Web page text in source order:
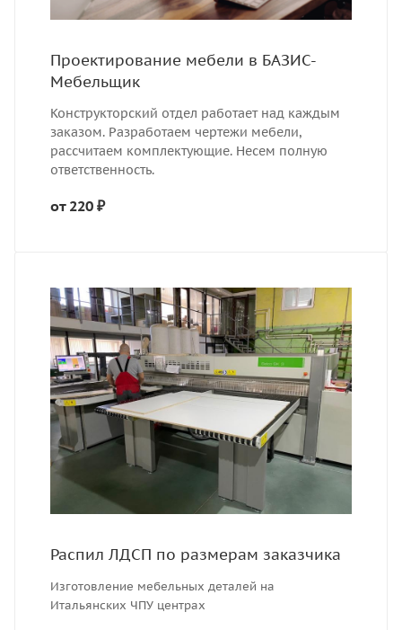
Проектирование мебели в БАЗИС-
Мебельщик
Конструкторский отдел работает над каждым
заказом. Разработаем чертежи мебели,
рассчитаем комплектующие. Несем полную
ответственность.
от 220 ₽
Распил ЛДСП по размерам заказчика
Изготовление мебельных деталей на
Итальянских ЧПУ центрах